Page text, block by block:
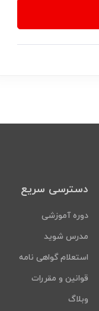
دسترسی سریع
دوره آموزشی
مدرس شوید
استعلام گواهی نامه
قوانین و مقررات
وبلاگ